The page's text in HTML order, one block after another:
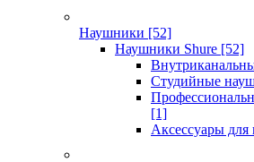
Наушники [52]
Наушники Shure [52]
Студийные
[1]
Аксессуары